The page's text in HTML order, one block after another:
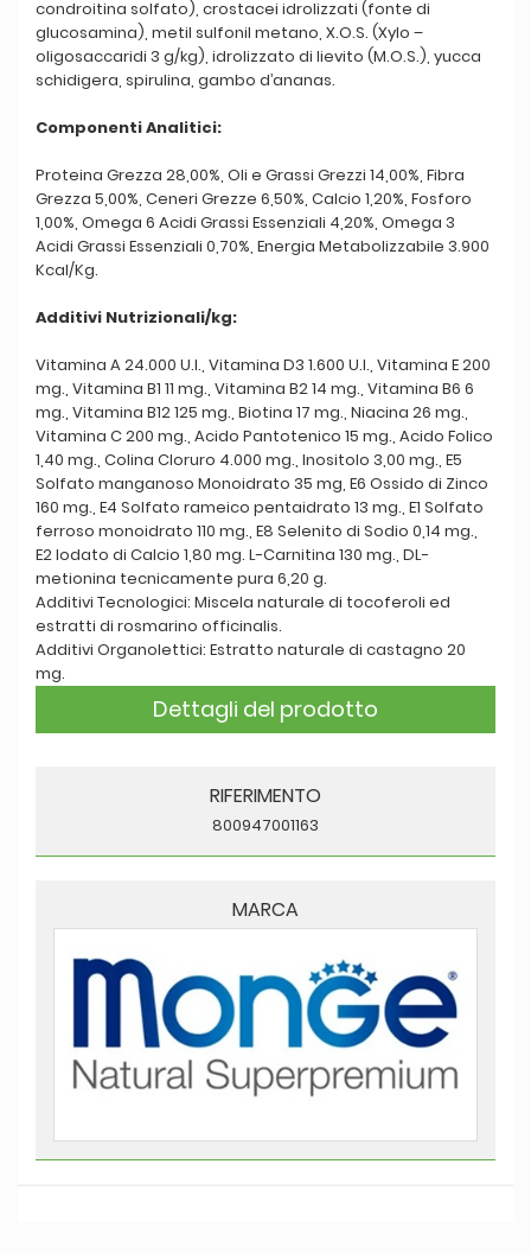
condroitina solfato), crostacei idrolizzati (fonte di
glucosamina), metil sulfonil metano, X.O.S. (Xylo –
oligosaccaridi 3 g/kg), idrolizzato di lievito (M.O.S.), yucca
schidigera, spirulina, gambo d’ananas.
Componenti Analitici:
Proteina Grezza 28,00%, Oli e Grassi Grezzi 14,00%, Fibra
Grezza 5,00%, Ceneri Grezze 6,50%, Calcio 1,20%, Fosforo
1,00%, Omega 6 Acidi Grassi Essenziali 4,20%, Omega 3
Acidi Grassi Essenziali 0,70%, Energia Metabolizzabile 3.900
Kcal/Kg.
Additivi Nutrizionali/kg:
Vitamina A 24.000 U.I., Vitamina D3 1.600 U.I., Vitamina E 200
mg., Vitamina B1 11 mg., Vitamina B2 14 mg., Vitamina B6 6
mg., Vitamina B12 125 mg., Biotina 17 mg., Niacina 26 mg.,
Vitamina C 200 mg., Acido Pantotenico 15 mg., Acido Folico
1,40 mg., Colina Cloruro 4.000 mg., Inositolo 3,00 mg., E5
Solfato manganoso Monoidrato 35 mg, E6 Ossido di Zinco
160 mg., E4 Solfato rameico pentaidrato 13 mg., E1 Solfato
ferroso monoidrato 110 mg., E8 Selenito di Sodio 0,14 mg.,
E2 Iodato di Calcio 1,80 mg. L-Carnitina 130 mg., DL-
metionina tecnicamente pura 6,20 g.
Additivi Tecnologici: Miscela naturale di tocoferoli ed
estratti di rosmarino officinalis.
Additivi Organolettici: Estratto naturale di castagno 20
mg.
Dettagli del prodotto
RIFERIMENTO
800947001163
MARCA